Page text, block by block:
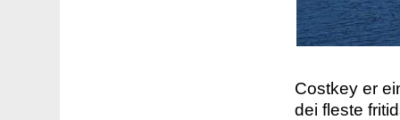
Costkey er
dei fleste